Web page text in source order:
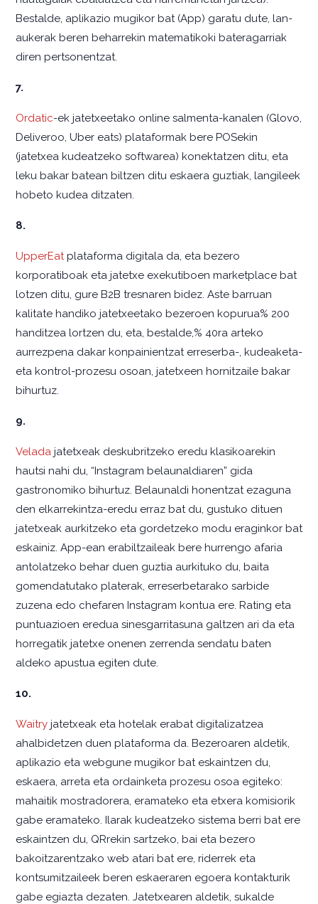
Bestalde, aplikazio mugikor bat (App) garatu dute, lan-
aukerak beren beharrekin matematikoki bateragarriak
diren pertsonentzat.
7.
Ordatic-ek jatetxeetako online salmenta-kanalen (Glovo,
Deliveroo, Uber eats) plataformak bere POSekin
(jatetxea kudeatzeko softwarea) konektatzen ditu, eta
leku bakar batean biltzen ditu eskaera guztiak, langileek
hobeto kudea ditzaten.
8.
UpperEat plataforma digitala da, eta bezero
korporatiboak eta jatetxe exekutiboen marketplace bat
lotzen ditu, gure B2B tresnaren bidez. Aste barruan
kalitate handiko jatetxeetako bezeroen kopurua% 200
handitzea lortzen du, eta, bestalde,% 40ra arteko
aurrezpena dakar konpainientzat erreserba-, kudeaketa-
eta kontrol-prozesu osoan, jatetxeen hornitzaile bakar
bihurtuz.
9.
Velada jatetxeak deskubritzeko eredu klasikoarekin
hautsi nahi du, “Instagram belaunaldiaren” gida
gastronomiko bihurtuz. Belaunaldi honentzat ezaguna
den elkarrekintza-eredu erraz bat du, gustuko dituen
jatetxeak aurkitzeko eta gordetzeko modu eraginkor bat
eskainiz. App-ean erabiltzaileak bere hurrengo afaria
antolatzeko behar duen guztia aurkituko du, baita
gomendatutako platerak, erreserbetarako sarbide
zuzena edo chefaren Instagram kontua ere. Rating eta
puntuazioen eredua sinesgarritasuna galtzen ari da eta
horregatik jatetxe onenen zerrenda sendatu baten
aldeko apustua egiten dute.
10.
Waitry jatetxeak eta hotelak erabat digitalizatzea
ahalbidetzen duen plataforma da. Bezeroaren aldetik,
aplikazio eta webgune mugikor bat eskaintzen du,
eskaera, arreta eta ordainketa prozesu osoa egiteko:
mahaitik mostradorera, eramateko eta etxera komisiorik
gabe eramateko. Ilarak kudeatzeko sistema berri bat ere
eskaintzen du, QRrekin sartzeko, bai eta bezero
bakoitzarentzako web atari bat ere, riderrek eta
kontsumitzaileek beren eskaeraren egoera kontakturik
gabe egiazta dezaten. Jatetxearen aldetik, sukalde